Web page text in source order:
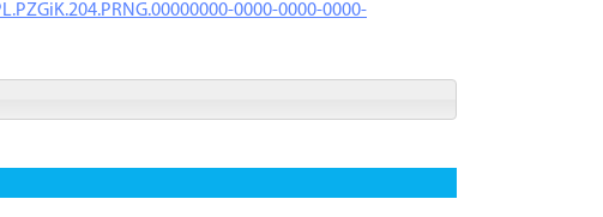
0000-0000-0000-